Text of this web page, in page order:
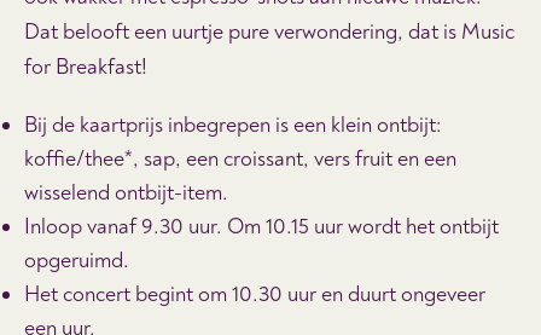
Dat belooft een uurtje pure verwondering, dat is Music
for Breakfast!
Bij de kaartprijs inbegrepen is een klein ontbijt:
koffie/thee*, sap, een croissant, vers fruit en een
wisselend ontbijt-item.
Inloop vanaf 9.30 uur. Om 10.15 uur wordt het ontbijt
opgeruimd.
Het concert begint om 10.30 uur en duurt ongeveer
een uur.